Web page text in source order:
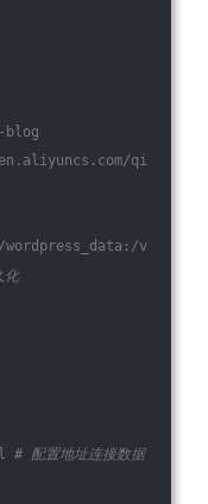
blog
qi
v
化
# 配置地址连接数据